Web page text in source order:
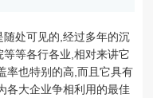
处可见的,经过多年的沉
等各行各业,相对来讲它
率也特别的高,而且它具有
各大企业争相利用的最佳